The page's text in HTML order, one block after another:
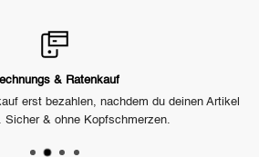
& Ratenkauf
erst bezahlen, nachdem du deinen Artikel
Sicher & ohne Kopfschmerzen.